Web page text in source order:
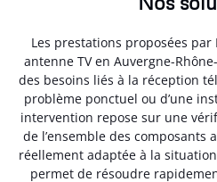
Les prestations proposées
antenne TV en Auvergne-
des besoins liés à la réception
problème ponctuel ou d’une
intervention repose sur une
de l’ensemble des composants
réellement adaptée à la
permet de résoudre